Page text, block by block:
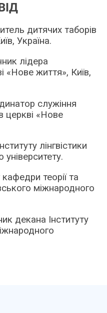
дитячих таборів
Україна.
лідера
«Нове життя», Київ,
служіння
церкві «Нове
лінгвістики
теорії та
міжнародного
декана Інституту